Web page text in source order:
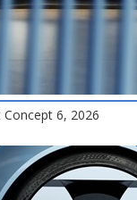
Concept 6, 2026